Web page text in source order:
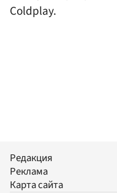
Coldplay.
Редакция
Реклама
Карта сайта